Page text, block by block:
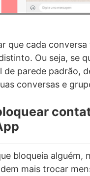
que cada
Ou seja, se
de parede padrão,
conversas e
bloqueia alguém,
mais trocar